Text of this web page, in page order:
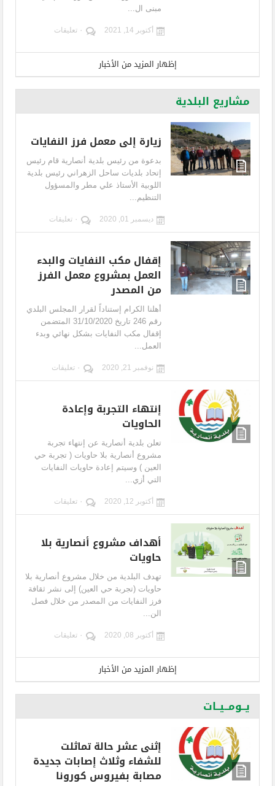
مبنى ال...
أكتوبر 14, 2021 ٠ تعليقات
إظهار المزيد من الأخبار
مشاريع البلدية
زيارة إلى معمل فرز النفايات
بدعوة من رئيس بلدية أنصارية قام رئيس
إتحاد بلديات ساحل الزهراني رئيس بلدية
اللوبية الأستاذ علي مطر والمسؤول
التنظيم...
ديسمبر 01, 2020 ٠ تعليقات
إقفال مكب النفايات والبدء
العمل بمشروع معمل الفرز
من المصدر
أهلنا الكرام إستناداً لقرار المجلس البلدي
رقم 246 تاريخ 31/10/2020 المتضمن
إقفال مكب النفايات بشكل نهائي وبدء
العمل...
نوفمبر 21, 2020 ٠ تعليقات
إنتهاء التجربة وإعادة
الحاويات
تعلن بلدية أنصارية عن إنتهاء تجربة
مشروع أنصارية بلا حاويات ( تجربة حي
العين ) وسيتم إعادة حاويات النفايات
التي أزي...
أكتوبر 12, 2020 ٠ تعليقات
أهداف مشروع أنصارية بلا
حاويات
تهدف البلدية من خلال مشروع أنصارية بلا
حاويات (تجربة حي العين) إلى نشر ثقافة
فرز النفايات من المصدر من خلال فصل
الن...
أكتوبر 08, 2020 ٠ تعليقات
إظهار المزيد من الأخبار
يــومــيــات
إثنى عشر حالة تماثلت
للشفاء وثلاث إصابات جديدة
مصابة بفيروس كورونا